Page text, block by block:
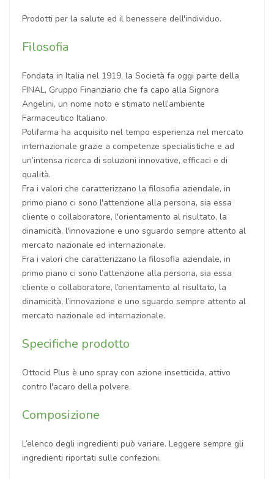
Prodotti per la salute ed il benessere dell'individuo.
Filosofia
Fondata in Italia nel 1919, la Società fa oggi parte della
FINAL, Gruppo Finanziario che fa capo alla Signora
Angelini, un nome noto e stimato nell’ambiente
Farmaceutico Italiano.
Polifarma ha acquisito nel tempo esperienza nel mercato
internazionale grazie a competenze specialistiche e ad
un’intensa ricerca di soluzioni innovative, efficaci e di
qualità.
Fra i valori che caratterizzano la filosofia aziendale, in
primo piano ci sono l'attenzione alla persona, sia essa
cliente o collaboratore, l'orientamento al risultato, la
dinamicità, l'innovazione e uno sguardo sempre attento al
mercato nazionale ed internazionale.
Fra i valori che caratterizzano la filosofia aziendale, in
primo piano ci sono l’attenzione alla persona, sia essa
cliente o collaboratore, l’orientamento al risultato, la
dinamicità, l’innovazione e uno sguardo sempre attento al
mercato nazionale ed internazionale.
Specifiche prodotto
Ottocid Plus è uno spray con azione insetticida, attivo
contro l'acaro della polvere.
Composizione
L’elenco degli ingredienti può variare. Leggere sempre gli
ingredienti riportati sulle confezioni.